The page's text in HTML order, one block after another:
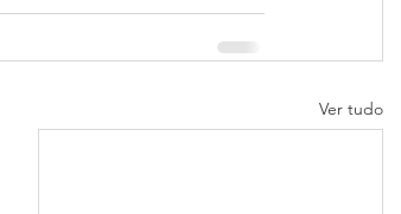
Ver tudo